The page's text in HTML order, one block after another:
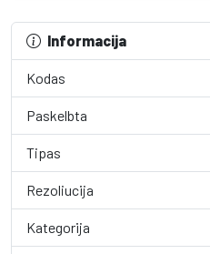
Informacija
Kodas
Paskelbta
Tipas
Rezoliucija
Kategorija